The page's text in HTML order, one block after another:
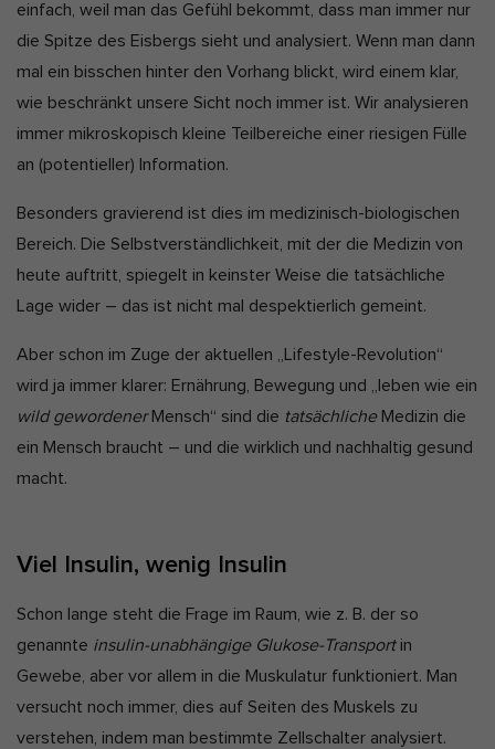
einfach, weil man das Gefühl bekommt, dass man immer nur
die Spitze des Eisbergs sieht und analysiert. Wenn man dann
mal ein bisschen hinter den Vorhang blickt, wird einem klar,
wie beschränkt unsere Sicht noch immer ist. Wir analysieren
immer mikroskopisch kleine Teilbereiche einer riesigen Fülle
an (potentieller) Information.
Besonders gravierend ist dies im medizinisch-biologischen
Bereich. Die Selbstverständlichkeit, mit der die Medizin von
heute auftritt, spiegelt in keinster Weise die tatsächliche
Lage wider – das ist nicht mal despektierlich gemeint.
Aber schon im Zuge der aktuellen „Lifestyle-Revolution“
wird ja immer klarer: Ernährung, Bewegung und „leben wie ein
wild gewordenerMensch“ sind die tatsächlicheMedizin die
ein Mensch braucht – und die wirklich und nachhaltig gesund
macht.
Viel Insulin, wenig Insulin
Schon lange steht die Frage im Raum, wie z. B. der so
genannte insulin-unabhängige Glukose-Transportin
Gewebe, aber vor allem in die Muskulatur funktioniert. Man
versucht noch immer, dies auf Seiten des Muskels zu
verstehen, indem man bestimmte Zellschalter analysiert.
Marketing-Cookies werden von Drittanbietern oder Publishern
verwendet, um personalisierte Werbung anzuzeigen. Sie tun dies,
indem sie Besucher über Websites hinweg verfolgen.
Cookie-Informationen anzeigen
Externe Medien (2)
Inhalte von Videoplattformen und Social-Media-Plattformen werden
standardmäßig blockiert. Wenn Cookies von externen Medien
akzeptiert werden, bedarf der Zugriff auf diese Inhalte keiner
manuellen Einwilligung mehr.
Cookie-Informationen anzeigen